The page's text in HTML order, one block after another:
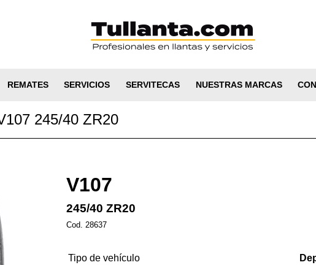
REMATES SERVICIOS SERVITECAS NUESTRAS MARCAS
245/40 ZR20
V107
245/40 ZR20
Cod. 28637
Tipo de vehículo